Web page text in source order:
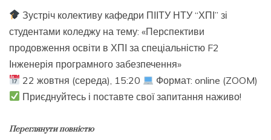
Зустріч колективу кафедри ПІІТУ НТУ “ХПІ” зі
студентами коледжу на тему: «Перспективи
продовження освіти в ХПІ за спеціальністю F2
Інженерія програмного забезпечення»
22 жовтня (середа), 15:20
Формат: online (ZOOM)
Приєднуйтесь і поставте свої запитання наживо!
Переглянути повністю